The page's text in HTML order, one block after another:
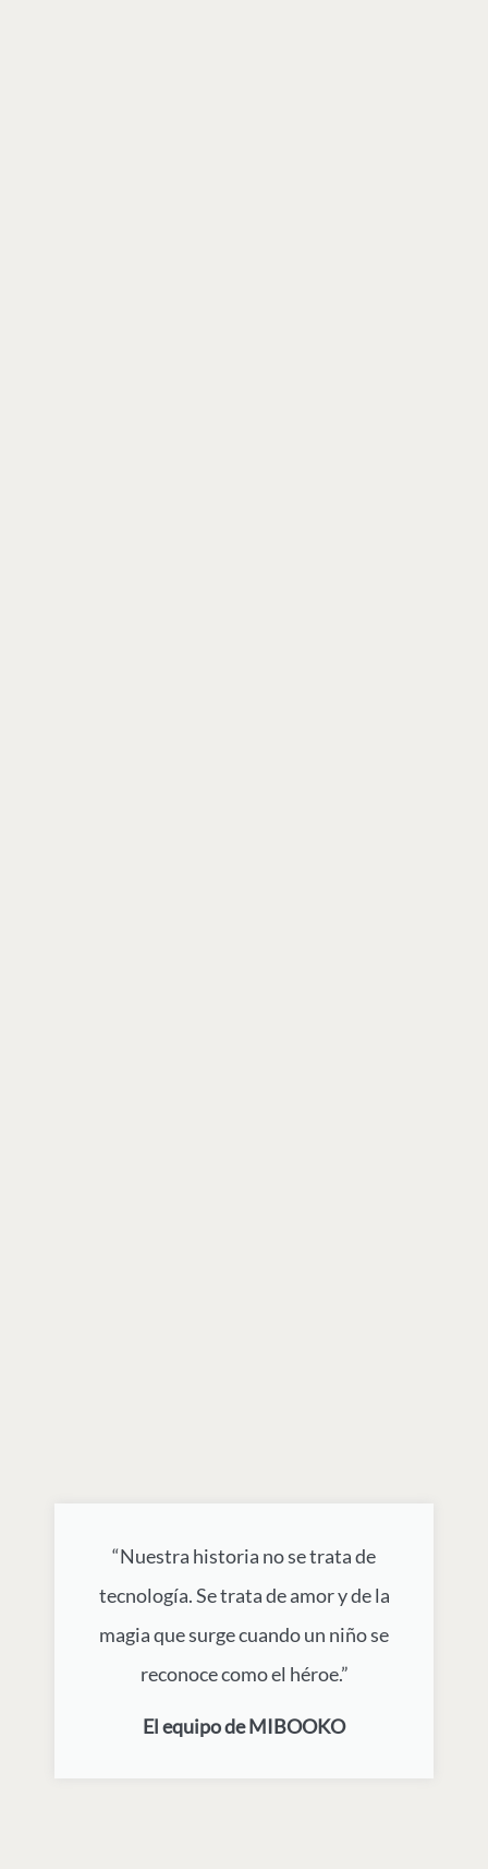
“Nuestra historia no se trata de
tecnología. Se trata de amor y de la
magia que surge cuando un niño se
reconoce como el héroe.”
El equipo de MIBOOKO